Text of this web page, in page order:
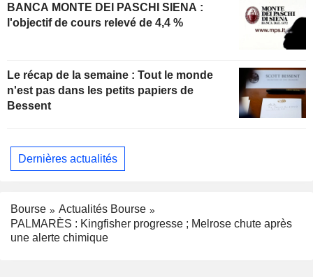
BANCA MONTE DEI PASCHI SIENA :
l'objectif de cours relevé de 4,4 %
Le récap de la semaine : Tout le monde
n'est pas dans les petits papiers de
Bessent
Dernières actualités
Bourse
Actualités Bourse
PALMARÈS : Kingfisher progresse ; Melrose chute après
une alerte chimique